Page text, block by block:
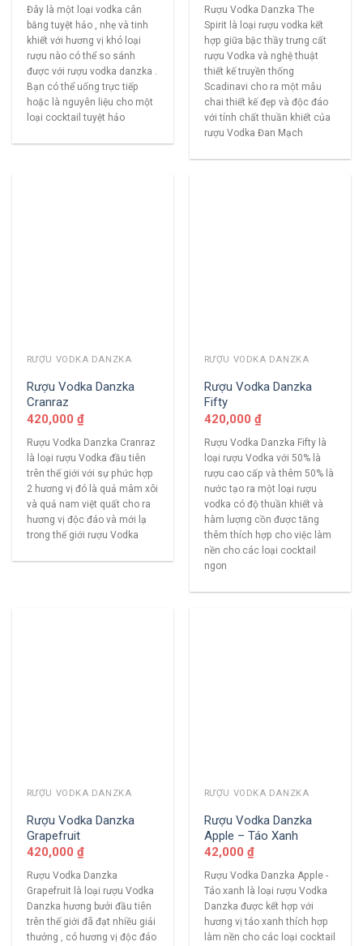
Đây là một loại vodka cân
bằng tuyệt hảo , nhẹ và tinh
khiết với hương vị khó loại
rượu nào có thể so sánh
được với rượu vodka danzka .
Bạn có thể uống trực tiếp
hoặc là nguyên liệu cho một
loại cocktail tuyệt hảo
Rượu Vodka Danzka The
Spirit là loại rượu vodka kết
hợp giữa bậc thầy trưng cất
rượu Vodka và nghệ thuật
thiết kế truyền thống
Scadinavi cho ra một mẫu
chai thiết kế đẹp và độc đáo
với tính chất thuần khiết của
rượu Vodka Đan Mạch
RƯỢU VODKA DANZKA
Rượu Vodka Danzka
Cranraz
420,000 ₫
Rượu Vodka Danzka Cranraz
là loại rượu Vodka đầu tiên
trên thế giới với sự phức hợp
2 hương vị đó là quả mâm xôi
và quả nam việt quất cho ra
hương vị độc đáo và mới lạ
trong thế giới rượu Vodka
RƯỢU VODKA DANZKA
Rượu Vodka Danzka
Fifty
420,000 ₫
Rượu Vodka Danzka Fifty là
loại rượu Vodka với 50% là
rượu cao cấp và thêm 50% là
nước tạo ra một loại rượu
vodka có độ thuần khiết và
hàm lượng cồn được tăng
thêm thích hợp cho việc làm
nền cho các loại cocktail
ngon
RƯỢU VODKA DANZKA
Rượu Vodka Danzka
Grapefruit
420,000 ₫
Rượu Vodka Danzka
Grapefruit là loại rượu Vodka
Danzka hương bưởi đầu tiên
trên thế giới đã đạt nhiều giải
thưởng , có hương vị độc đáo
RƯỢU VODKA DANZKA
Rượu Vodka Danzka
Apple – Táo Xanh
42,000 ₫
Rượu Vodka Danzka Apple -
Táo xanh là loại rượu Vodka
Danzka được kết hợp với
hương vị táo xanh thích hợp
làm nền cho các loại cocktail